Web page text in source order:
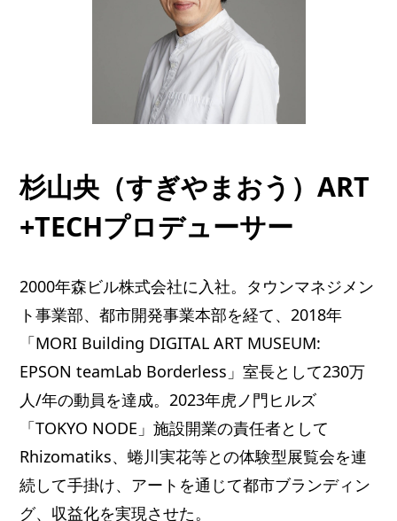
杉山央（すぎやまおう）ART
+TECHプロデューサー
2000年森ビル株式会社に入社。タウンマネジメン
ト事業部、都市開発事業本部を経て、2018年
「MORI Building DIGITAL ART MUSEUM:
EPSON teamLab Borderless」室長として230万
人/年の動員を達成。2023年虎ノ門ヒルズ
「TOKYO NODE」施設開業の責任者として
Rhizomatiks、蜷川実花等との体験型展覧会を連
続して手掛け、アートを通じて都市ブランディン
グ、収益化を実現させた。